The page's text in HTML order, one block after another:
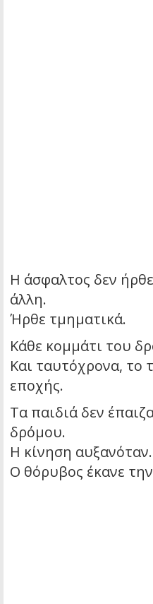
Η άσφαλτος δεν
άλλη.
Ήρθε τμηματικά.
Κάθε κομμάτι του
Και ταυτόχρονα, το
εποχής.
Τα παιδιά δεν
δρόμου.
Η κίνηση αυξανόταν.
Ο θόρυβος έκανε